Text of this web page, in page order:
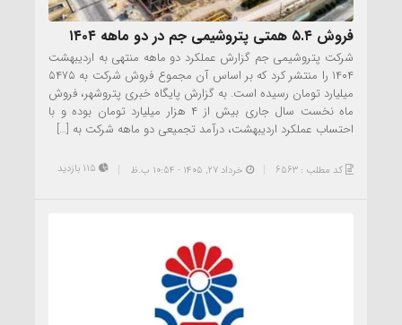
فروش ۵.۴ همتی پتروشیمی جم در دو ماهه ۱۴۰۴
شرکت پتروشیمی جم گزارش عملکرد دو ماهه منتهی به اردیبهشت
۱۴۰۴ را منتشر کرد که بر اساس آن مجموع فروش شرکت به ۵۴۷۵
میلیارد تومان رسیده است. به گزارش پایگاه خبری پتروشهر، فروش
ماه نخست سال جاری بیش از ۴ هزار میلیارد تومان بوده و با
احتساب عملکرد اردیبهشت، درآمد تجمیعی دو ماهه شرکت به […]
کد مطلب : 6563 خرداد ۲۷, ۱۴۰۵ - 10:54 ب.ظ